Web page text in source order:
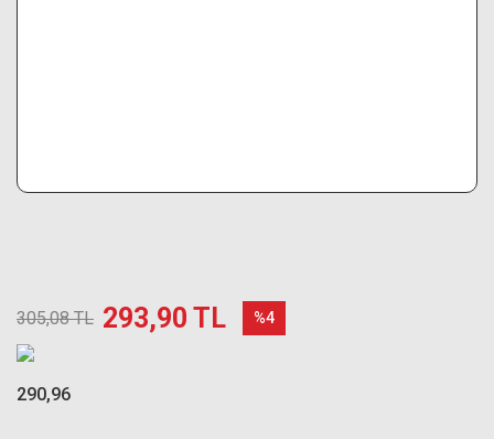
305,08 TL 293,90 TL %4
290,96